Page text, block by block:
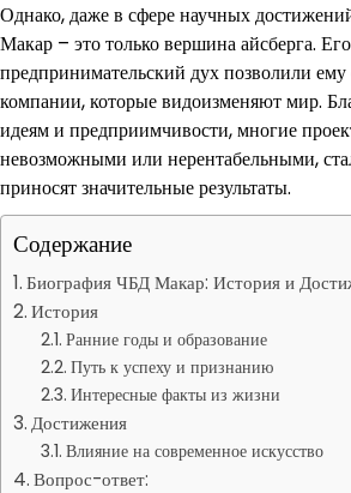
Однако, даже в сфере научных
Макар – это только вершина айсберга.
предпринимательский дух позволили
компании, которые видоизменяют мир.
идеям и предприимчивости, многие
невозможными или нерентабельными,
приносят значительные результаты.
Содержание
Биография ЧБД Макар: История и
История
Ранние годы и образование
Путь к успеху и признанию
Интересные факты из жизни
Достижения
Влияние на современное искусство
Вопрос-ответ: